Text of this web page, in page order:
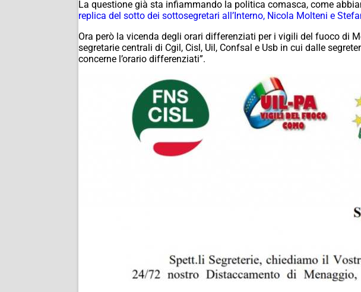
La questione già sta infiammando la politica comasca, come
replica del sotto dei sottosegretari all’Interno, Nicola Molteni e
Ora però la vicenda degli orari differenziati per i vigili del fuoco di
segretarie centrali di Cgil, Cisl, Uil, Confsal e Usb in cui dalle
concerne l’orario differenziati”.